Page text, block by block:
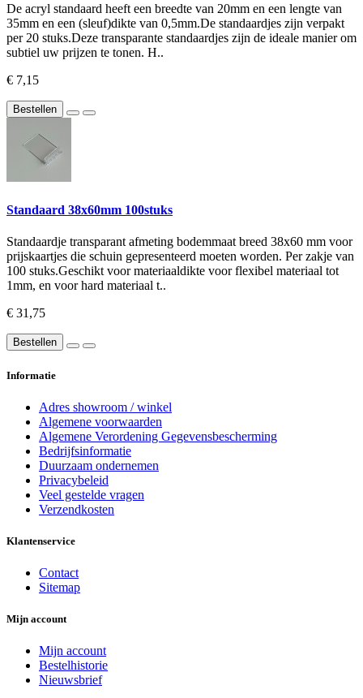
De acryl standaard heeft een breedte van 20mm en een lengte van
35mm en een (sleuf)dikte van 0,5mm.De standaardjes zijn verpakt
per 20 stuks.Deze transparante standaardjes zijn de ideale manier om
subtiel uw prijzen te tonen. H..
€ 7,15
Bestellen
Standaard 38x60mm 100stuks
Standaardje transparant afmeting bodemmaat breed 38x60 mm voor
prijskaartjes die schuin gepresenteerd moeten worden. Per zakje van
100 stuks.Geschikt voor materiaaldikte voor flexibel materiaal tot
1mm, en voor hard materiaal t..
€ 31,75
Bestellen
Informatie
Adres showroom / winkel
Algemene voorwaarden
Algemene Verordening Gegevensbescherming
Bedrijfsinformatie
Duurzaam ondernemen
Privacybeleid
Veel gestelde vragen
Verzendkosten
Klantenservice
Contact
Sitemap
Mijn account
Mijn account
Bestelhistorie
Nieuwsbrief